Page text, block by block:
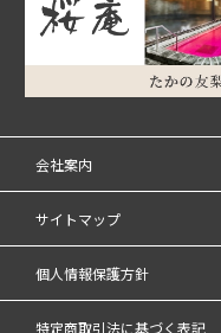
会社案内
サイトマップ
個人情報保護方針
特定商取引法に基づく表記